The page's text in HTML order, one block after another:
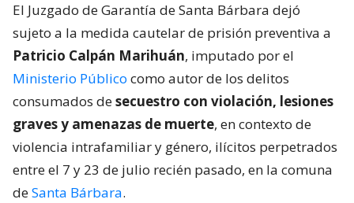
El Juzgado de Garantía de Santa Bárbara dejó
sujeto a la medida cautelar de prisión preventiva a
Patricio Calpán Marihuán, imputado por el
Ministerio Público como autor de los delitos
consumados desecuestro con violación, lesiones
graves y amenazas de muerte, en contexto de
violencia intrafamiliar y género, ilícitos perpetrados
entre el 7 y 23 de julio recién pasado, en la comuna
deSanta Bárbara.